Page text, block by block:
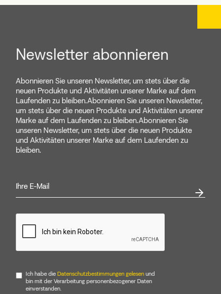
Newsletter abonnieren
Abonnieren Sie unseren Newsletter, um stets über die
neuen Produkte und Aktivitäten unserer Marke auf dem
Laufenden zu bleiben.Abonnieren Sie unseren Newsletter,
um stets über die neuen Produkte und Aktivitäten unserer
Marke auf dem Laufenden zu bleiben.Abonnieren Sie
unseren Newsletter, um stets über die neuen Produkte
und Aktivitäten unserer Marke auf dem Laufenden zu
bleiben.
Ich habe die Datenschutzbestimmungen gelesen und
bin mit der Verarbeitung personenbezogener Daten
einverstanden.